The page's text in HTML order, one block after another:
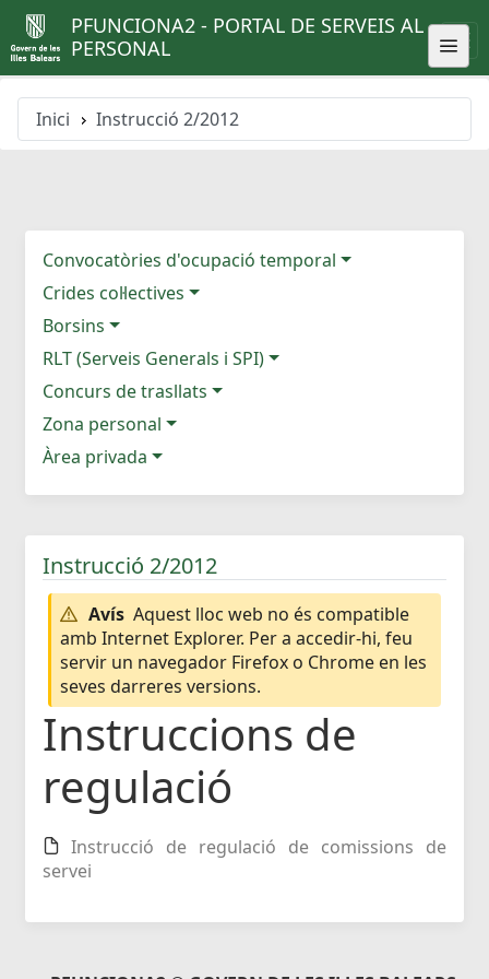
PFUNCIONA2 - PORTAL DE SERVEIS AL
PERSONAL
Inici Instrucció 2/2012
Convocatòries d'ocupació temporal
Crides col·lectives
Borsins
RLT (Serveis Generals i SPI)
Concurs de trasllats
Zona personal
Àrea privada
Instrucció 2/2012
Avís Aquest lloc web no és compatible
amb Internet Explorer. Per a accedir-hi, feu
servir un navegador Firefox o Chrome en les
seves darreres versions.
Instruccions de
regulació
Instrucció de regulació de comissions de
servei